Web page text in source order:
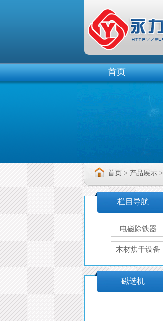
除铁器
首页
首页 > 产品展示 >
栏目导航
电磁除铁器
木材烘干设备
磁选机